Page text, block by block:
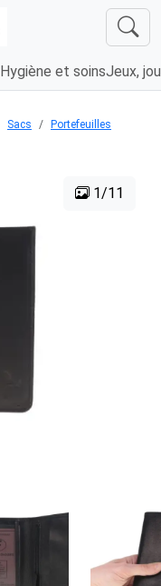
Hygiène et soinsJeux,
Sacs Portefeuilles
1/11